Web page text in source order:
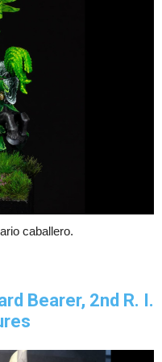
caballero.
Bearer, 2nd R. I.